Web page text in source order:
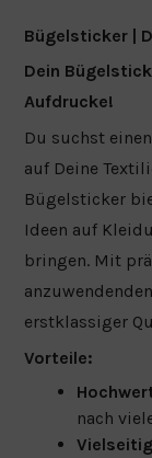
Bügelsticker |
Dein
Aufdrucke!
Du suchst
auf Deine
Bügelsticker
Ideen auf
bringen. Mit
erstklassiger
Vorteile:
nach